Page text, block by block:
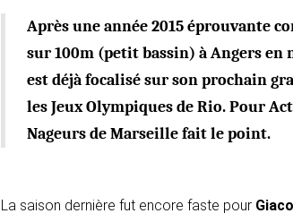
Après une année 2015 éprouvante
sur 100m (petit bassin) à Angers en
est déjà focalisé sur son prochain
les Jeux Olympiques de Rio. Pour
Nageurs de Marseille fait le point.
La saison dernière fut encore faste pour